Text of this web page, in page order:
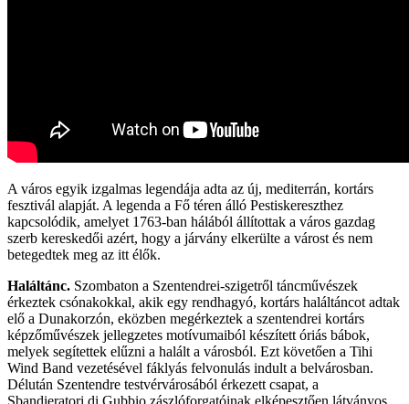
A város egyik izgalmas legendája adta az új, mediterrán, kortárs
fesztivál alapját. A legenda a Fő téren álló Pestiskereszthez
kapcsolódik, amelyet 1763-ban hálából állítottak a város gazdag
szerb kereskedői azért, hogy a járvány elkerülte a várost és nem
betegedtek meg az itt élők.
Haláltánc. Szombaton a Szentendrei-szigetről táncművészek
érkeztek csónakokkal, akik egy rendhagyó, kortárs haláltáncot adtak
elő a Dunakorzón, eközben megérkeztek a szentendrei kortárs
képzőművészek jellegzetes motívumaiból készített óriás bábok,
melyek segítettek elűzni a halált a városból. Ezt követően a Tihi
Wind Band vezetésével fáklyás felvonulás indult a belvárosban.
Délután Szentendre testvérvárosából érkezett csapat, a
Sbandieratori di Gubbio zászlóforgatóinak elképesztően látványos